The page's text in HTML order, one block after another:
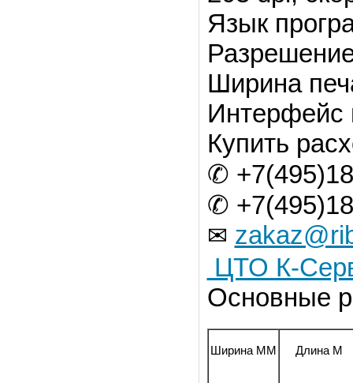
Язык
Ширина
Интерфейс
Купить
✆
✆
✉
ЦТО К-
Основные
Ширина ММ Длина М